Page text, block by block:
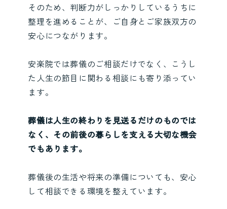
そのため、判断力がしっかりしているうちに
整理を進めることが、ご自身とご家族双方の
安心につながります。
安楽院では葬儀のご相談だけでなく、こうし
た人生の節目に関わる相談にも寄り添ってい
ます。
葬儀は人生の終わりを見送るだけのものでは
なく、その前後の暮らしを支える大切な機会
でもあります。
葬儀後の生活や将来の準備についても、安心
して相談できる環境を整えています。